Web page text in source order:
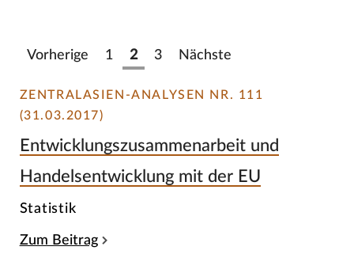
Vorherige 1 2 3 Nächste
ZENTRALASIEN-ANALYSEN NR. 111
(31.03.2017)
Entwicklungszusammenarbeit und
Handelsentwicklung mit der EU
Statistik
Zum Beitrag